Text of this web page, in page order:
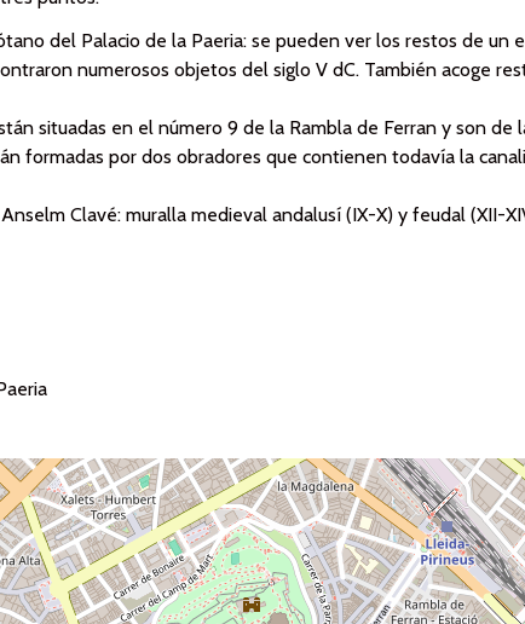
del Palacio de la Paeria: se pueden ver los restos de un
numerosos objetos del siglo V dC. También acoge
situadas en el número 9 de la Rambla de Ferran y son de
formadas por dos obradores que contienen todavía la
Clavé: muralla medieval andalusí (IX-X) y feudal (XII-